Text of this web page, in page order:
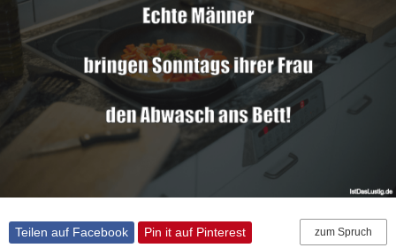
zum Spruch
Teilen auf Facebook
Pin it auf Pinterest